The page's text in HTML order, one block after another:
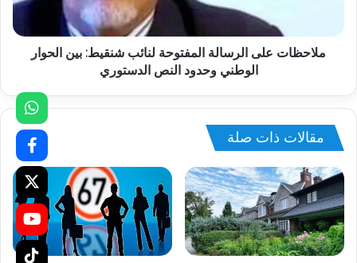
ملاحظات على الرسالة المفتوحة لنائب شنقيط: بين الحوار
الوطني وحدود النص الدستوري
مقالات ذات صلة